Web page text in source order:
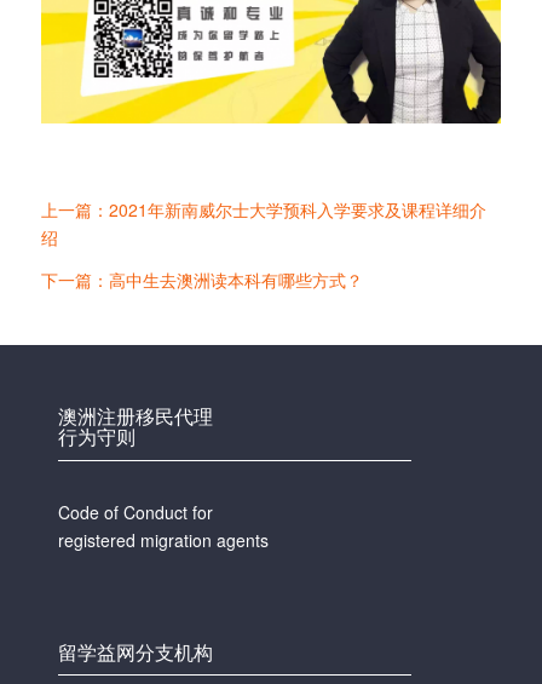
上一篇：2021年新南威尔士大学预科入学要求及课程详细介
绍
下一篇：高中生去澳洲读本科有哪些方式？
澳洲注册移民代理
行为守则
Code of Conduct for
registered migration agents
留学益网分支机构